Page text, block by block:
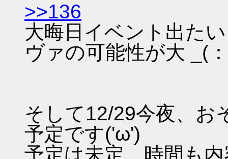
>>136
大晦日イベント出た
ヴァの可能性が大 _(
そして12/29今夜、お
予定です('ω')
予定は未定、時間も